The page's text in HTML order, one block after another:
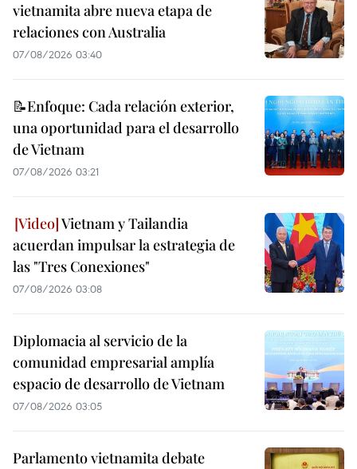
vietnamita abre nueva etapa de
relaciones con Australia
07/08/2026 03:40
📝Enfoque: Cada relación exterior,
una oportunidad para el desarrollo
de Vietnam
07/08/2026 03:21
Vietnam y Tailandia
acuerdan impulsar la estrategia de
las "Tres Conexiones"
07/08/2026 03:08
Diplomacia al servicio de la
comunidad empresarial amplía
espacio de desarrollo de Vietnam
07/08/2026 03:05
Parlamento vietnamita debate